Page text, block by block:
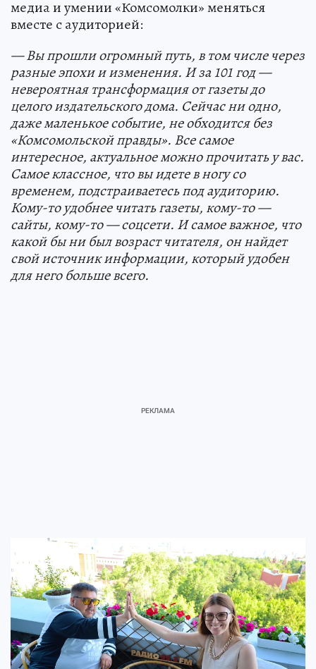
медиа и умении «Комсомолки» меняться
вместе с аудиторией:
— Вы прошли огромный путь, в том числе через
разные эпохи и изменения. И за 101 год —
невероятная трансформация от газеты до
целого издательского дома. Сейчас ни одно,
даже маленькое событие, не обходится без
«Комсомольской правды». Все самое
интересное, актуальное можно прочитать у вас.
Самое классное, что вы идете в ногу со
временем, подстраиваетесь под аудиторию.
Кому-то удобнее читать газеты, кому-то —
сайты, кому-то — соцсети. И самое важное, что
какой бы ни был возраст читателя, он найдет
свой источник информации, который удобен
для него больше всего.